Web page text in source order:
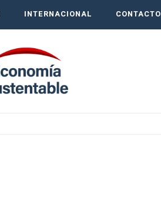
INTERNACIONAL CONTACTO